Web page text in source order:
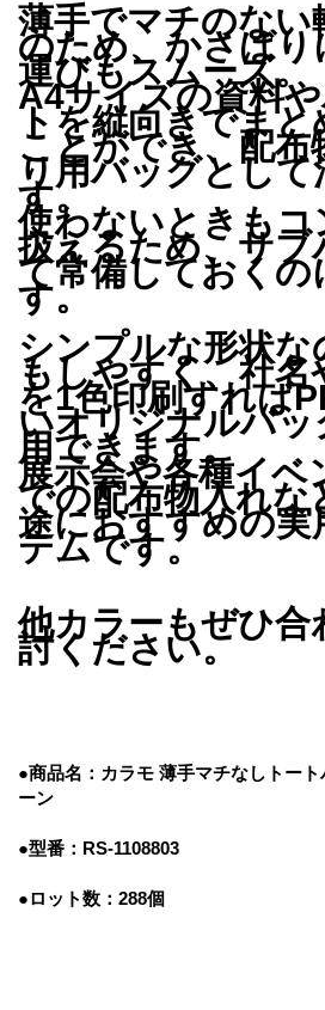
薄手でマチのない
のため、かさばり
運びもスムーズ。
A4サイズの資料
トを縦向きでまと
ことができ、配布
り用バッグとして
す。
使わないときもコ
扱えるため、サブ
て常備しておくの
す。
シンプルな形状な
もしやすく、社名
を1色印刷すれば
いオリジナルバ
用できます。
展示会や各種イベ
での配布物入れな
途におすすめの実
テムです。
他カラーもぜひ合
討ください。
●商品名：カラモ 薄手マチなしトー
ーン
●型番：RS-1108803
●ロット数：288個